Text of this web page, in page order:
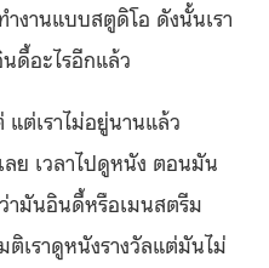
ำงานแบบสตูดิโอ ดังนั้นเรา
ดี้อะไรอีกแล้ว
ต่เราไม่อยู่นานแล้ว
ลย เวลาไปดูหนัง ตอนมัน
ามันอินดี้หรือเมนสตรีม
เราดูหนังรางวัลแต่มันไม่